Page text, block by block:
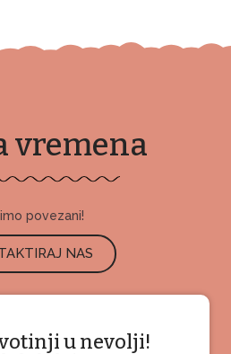
vremena
povezani!
NAS
u nevolji!